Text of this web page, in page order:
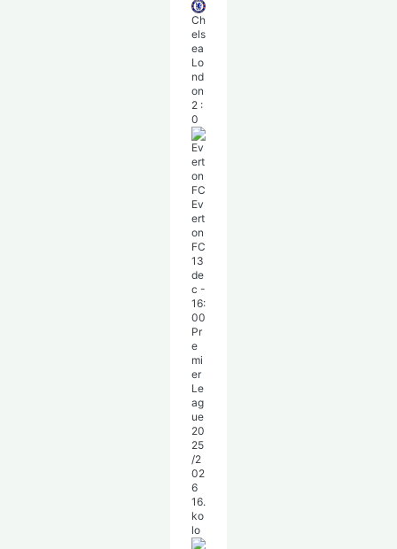
Ch
els
ea
Lo
nd
on
2 :
0
Ev
ert
on
FC
13
de
c -
16:
00
Pr
e
mi
er
Le
ag
ue
20
25
/2
02
6
16.
ko
lo